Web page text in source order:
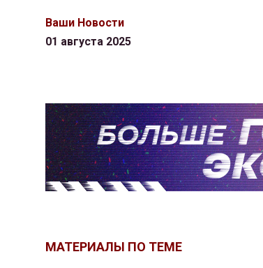
Ваши Новости
01 августа 2025
МАТЕРИАЛЫ ПО ТЕМЕ